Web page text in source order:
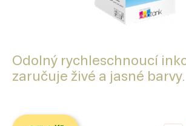
Odolný rychleschnoucí
zaručuje živé a jasné barvy.